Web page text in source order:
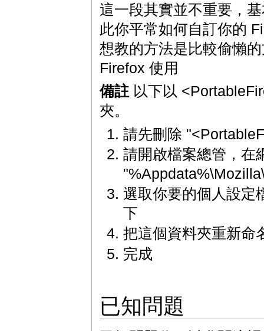
這一段其實並不重要，
此你平常如何自訂你的
想教的方法是比較偷懶
Firefox 使用
備註以下以
夾。
請先刪除
請開啟檔案總管，在
選取你要的個人設定
下
把這個資料夾重新命
完成
已知問題